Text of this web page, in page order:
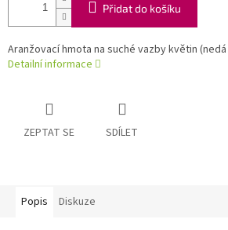
Přidat do košíku
Aranžovací hmota na suché vazby květin
Detailní informace
ZEPTAT SE SDÍLET
Popis Diskuze